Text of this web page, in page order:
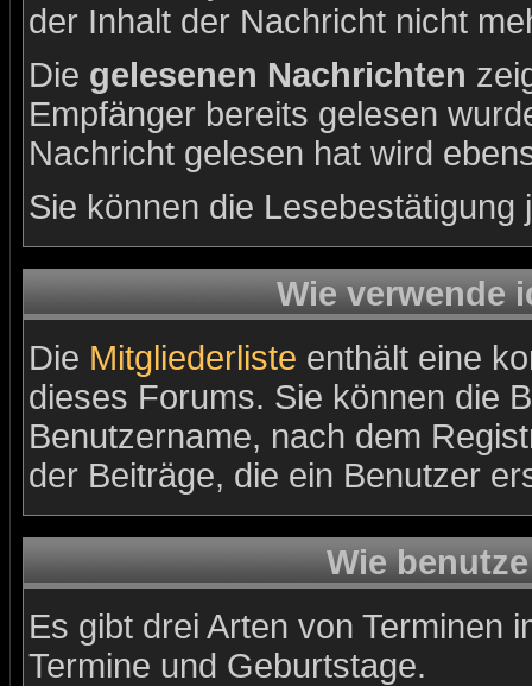
der Inhalt der Nachricht nicht
Die gelesenen Nachrichten
Empfänger bereits gelesen
Nachricht gelesen hat wird
Sie können die
Wie verwende
Die Mitgliederliste enthält eine
dieses Forums. Sie können die
Benutzername, nach dem
der Beiträge, die ein Benutzer
Wie
Es gibt drei Arten von Terminen
Termine und Geburtstage.